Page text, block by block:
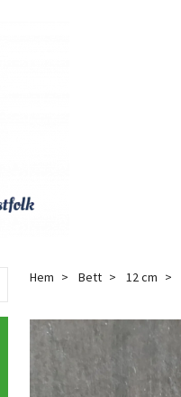
Hem Bett 12 cm